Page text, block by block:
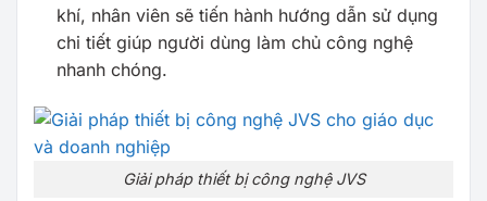
khí, nhân viên sẽ tiến hành hướng dẫn sử dụng
chi tiết giúp người dùng làm chủ công nghệ
nhanh chóng.
Giải pháp thiết bị công nghệ JVS